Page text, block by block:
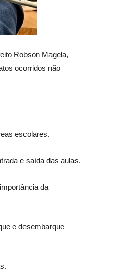
Robson Magela,
ocorridos não
escolares.
e saída das aulas.
da
e desembarque